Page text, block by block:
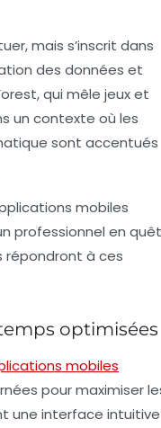
mais s’inscrit dans
des données et
, qui mêle jeux et
un contexte où les
sont accentués
mobiles
professionnel en
répondront à ces
optimisées
mobiles
pour maximiser
une interface intuitive